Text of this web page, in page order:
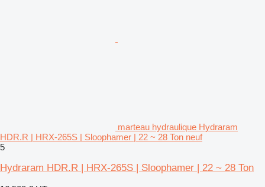
marteau hydraulique Hydraram
HDR.R | HRX-265S | Sloophamer | 22 ~ 28 Ton neuf
5
Hydraram HDR.R | HRX-265S | Sloophamer | 22 ~ 28 Ton